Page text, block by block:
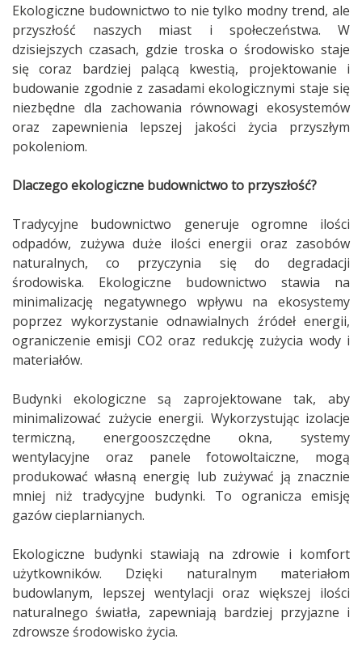
Ekologiczne budownictwo to nie tylko modny trend, ale
przyszłość naszych miast i społeczeństwa. W
dzisiejszych czasach, gdzie troska o środowisko staje
się coraz bardziej palącą kwestią, projektowanie i
budowanie zgodnie z zasadami ekologicznymi staje się
niezbędne dla zachowania równowagi ekosystemów
oraz zapewnienia lepszej jakości życia przyszłym
pokoleniom.
Dlaczego ekologiczne budownictwo to przyszłość?
Tradycyjne budownictwo generuje ogromne ilości
odpadów, zużywa duże ilości energii oraz zasobów
naturalnych, co przyczynia się do degradacji
środowiska. Ekologiczne budownictwo stawia na
minimalizację negatywnego wpływu na ekosystemy
poprzez wykorzystanie odnawialnych źródeł energii,
ograniczenie emisji CO2 oraz redukcję zużycia wody i
materiałów.
Budynki ekologiczne są zaprojektowane tak, aby
minimalizować zużycie energii. Wykorzystując izolacje
termiczną, energooszczędne okna, systemy
wentylacyjne oraz panele fotowoltaiczne, mogą
produkować własną energię lub zużywać ją znacznie
mniej niż tradycyjne budynki. To ogranicza emisję
gazów cieplarnianych.
Ekologiczne budynki stawiają na zdrowie i komfort
użytkowników. Dzięki naturalnym materiałom
budowlanym, lepszej wentylacji oraz większej ilości
naturalnego światła, zapewniają bardziej przyjazne i
zdrowsze środowisko życia.